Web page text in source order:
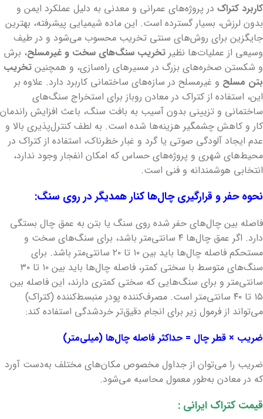
کاربرد کتراک در پروژه‌های عمرانی و معدنی به دلیل عملکرد ایمن و
بدون لرزش، بسیار گسترده است. این ماده شیمیایی پیشرفته، بهترین
جایگزین برای روش‌های سنتی تخریب محسوب می‌شود و در طیف
وسیعی از عملیات‌ها نظیر تخریب سنگ‌های سخت و غیرمسلح، برش
و شکستن صخره‌های بزرگ در مسیرهای راه‌سازی، و همچنین تخریب
بتن مسلح و غیرمسلح در سازه‌های ساختمانی کاربرد دارد. علاوه بر
این، استفاده از کتراک در معادن روباز برای استخراج سنگ‌های
ساختمانی و تزیینی بدون آسیب به بافت سنگ، باعث افزایش راندمان
کار و کاهش چشمگیر هزینه‌ها شده است. به لطف کنترل‌پذیری بالا و
عدم ایجاد آلودگی صوتی یا گرد و غبار خطرناک، استفاده از کتراک در
محیط‌های شهری و پروژه‌های حساس که امکان انفجار وجود ندارد،
انتخابی هوشمندانه و فنی است.
نحوه حفر و قرارگیری چال‌ها کنار همدیگر در روی سنگ:
فاصله بین چال‌های حفر شده روی سنگ یا بتن به عمق چال بستگی
دارد. اگر عمق چال‌ها ۴ سانتی‌متر باشد، برای سنگ‌های سخت و
مستحکم فاصله چال‌ها باید بین ۱۰ تا ۲۰ سانتی‌متر باشد. برای
سنگ‌های متوسط با سختی کمتر، فاصله چال‌ها باید بین ۱۰ تا ۳۰
سانتی‌متر و برای سنگ‌هایی که سختی کمتری دارند، این فاصله بین
۱۵ تا ۴۰ سانتی‌متر است. مصرف‌کننده پودر منبسط‌کننده (کتراک)
می‌تواند از فرمول زیر برای انجام دقیق‌تر خردشدگی استفاده کند:
ضریب × قطر چال = حداکثر فاصله چال‌ها (میلی‌متر)
ضریب را می‌توان از جداول مخصوص مکان‌های مختلف به‌دست آورد
که در معادن به‌طور معمول محاسبه می‌شود.
قیمت کتراک ایرانی :